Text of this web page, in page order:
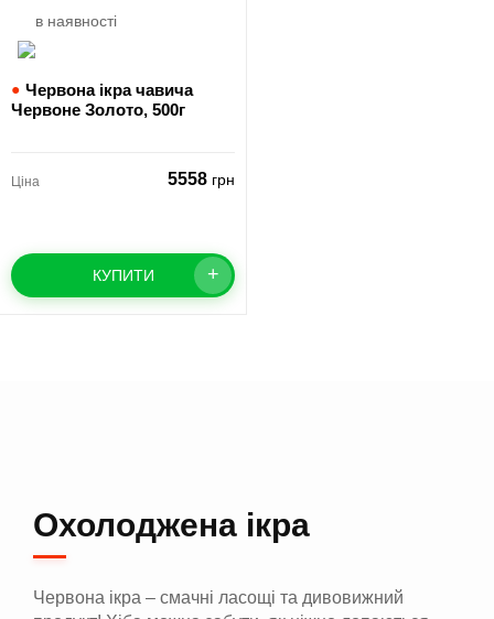
в наявності
● Червона ікра чавича
Червоне Золото, 500г
Ціна 5558 грн
+
КУПИТИ
Охолоджена ікра
Червона ікра – смачні ласощі та дивовижний